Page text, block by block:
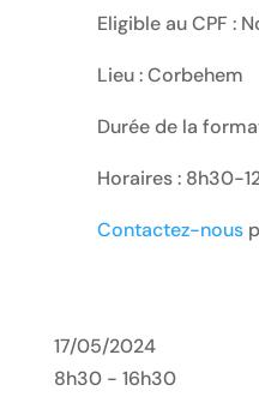
Eligible au CPF :
Lieu : Corbehem
Durée de la
Horaires : 8h30-
Contactez-nous
17/05/2024
8h30 - 16h30